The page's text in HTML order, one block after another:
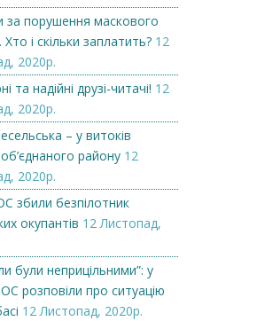
порушення маскового
і скільки заплатить? 12
2020р.
та надійні друзі-читачі! 12
2020р.
– у витоків
району 12
2020р.
збили безпілотник
окупантів 12 Листопад,
були неприцільними”: у
розповіли про ситуацію
12 Листопад, 2020р.